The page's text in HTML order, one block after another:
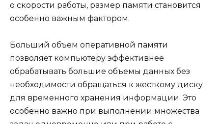
о скорости работы, размер памяти становится
особенно важным фактором.
Больший объем оперативной памяти
позволяет компьютеру эффективнее
обрабатывать большие объемы данных без
необходимости обращаться к жесткому диску
для временного хранения информации. Это
особенно важно при выполнении множества